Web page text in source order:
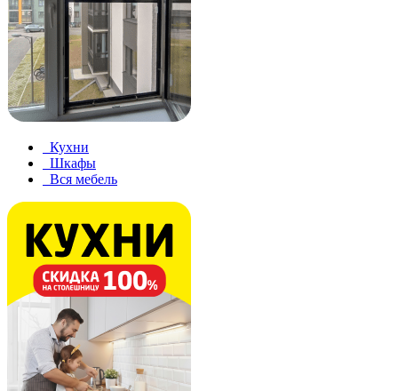
Кухни
Шкафы
Вся мебель